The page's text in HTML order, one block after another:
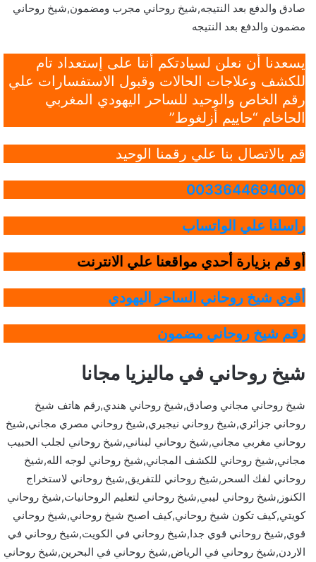
صادق والدفع بعد النتيجه,شيخ روحاني مجرب ومضمون,شيخ روحاني
مضمون والدفع بعد النتيجه
يسعدنا أن نعلن لسيادتكم أننا على إستعداد تام
للكشف وعلاجات الحالات وقبول الاستفسارات علي
رقم الخاص والوحيد للساحر اليهودي المغربي
الحاخام “حاييم أزلغوط”
قم بالاتصال بنا علي رقمنا الوحيد
0033644694000
راسلنا علي الواتساب
أو قم بزيارة أحدي مواقعنا علي الانترنت
أقوي شيخ روحاني الساحر اليهودي
رقم شيخ روحاني مضمون
شيخ روحاني في ماليزيا مجانا
شيخ روحاني مجاني وصادق,شيخ روحاني هندي,رقم هاتف شيخ
روحاني جزائري,شيخ روحاني نيجيري,شيخ روحاني مصري مجاني,شيخ
روحاني مغربي مجاني,شيخ روحاني لبناني,شيخ روحاني لجلب الحبيب
مجاني,شيخ روحاني للكشف المجاني,شيخ روحاني لوجه الله,شيخ
روحاني لفك السحر,شيخ روحاني للتفريق,شيخ روحاني لاستخراج
الكنوز,شيخ روحاني ليبي,شيخ روحاني لتعليم الروحانيات,شيخ روحاني
كويتي,كيف تكون شيخ روحاني,كيف اصبح شيخ روحاني,شيخ روحاني
قوي,شيخ روحاني قوي جدا,شيخ روحاني في الكويت,شيخ روحاني في
الاردن,شيخ روحاني في الرياض,شيخ روحاني في البحرين,شيخ روحاني